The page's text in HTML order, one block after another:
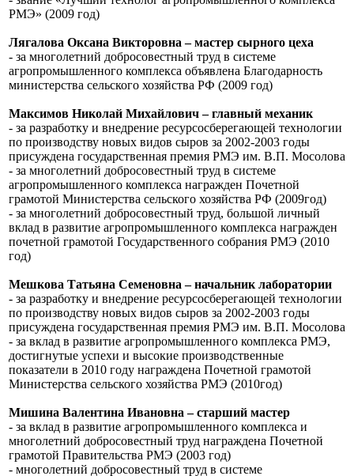
РМЭ» (2009 год)
Лягалова Оксана Викторовна – мастер сырного цеха
- за многолетний добросовестный труд в системе
агропромышленного комплекса объявлена Благодарность
министерства сельского хозяйства РФ (2009 год)
Максимов Николай Михайлович – главный механик
- за разработку и внедрение ресурсосберегающей технологии
по производству новых видов сыров за 2002-2003 годы
присуждена государственная премия РМЭ им. В.П. Мосолова
- за многолетний добросовестный труд в системе
агропромышленного комплекса награжден Почетной
грамотой Министерства сельского хозяйства РФ (2009год)
- за многолетний добросовестный труд, большой личный
вклад в развитие агропромышленного комплекса награжден
почетной грамотой Государственного собрания РМЭ (2010
год)
Мешкова Татьяна Семеновна – начальник лаборатории
- за разработку и внедрение ресурсосберегающей технологии
по производству новых видов сыров за 2002-2003 годы
присуждена государственная премия РМЭ им. В.П. Мосолова
- за вклад в развитие агропромышленного комплекса РМЭ,
достигнутые успехи и высокие производственные
показатели в 2010 году награждена Почетной грамотой
Министерства сельского хозяйства РМЭ (2010год)
Мишина Валентина Ивановна – старший мастер
- за вклад в развитие агропромышленного комплекса и
многолетний добросовестный труд награждена Почетной
грамотой Правительства РМЭ (2003 год)
- многолетний добросовестный труд в системе